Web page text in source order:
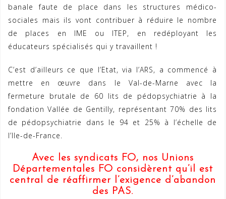
banale faute de place dans les structures médico-
sociales mais ils vont contribuer à réduire le nombre
de places en IME ou ITEP, en redéployant les
éducateurs spécialisés qui y travaillent !
C’est d’ailleurs ce que l’Etat, via l’ARS, a commencé à
mettre en œuvre dans le Val-de-Marne avec la
fermeture brutale de 60 lits de pédopsychiatrie à la
fondation Vallée de Gentilly, représentant 70% des lits
de pédopsychiatrie dans le 94 et 25% à l’échelle de
l’Ile-de-France.
Avec les syndicats FO, nos Unions
Départementales FO considèrent qu’il est
central de réaffirmer l’exigence d’abandon
des PAS.